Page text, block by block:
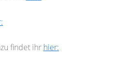
findet ihr hier: